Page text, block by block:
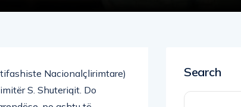
Nacionalçlirimtare)
S. Shuteriqit. Do
Search